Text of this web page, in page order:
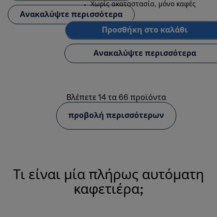
Ανακαλύψτε περισσότερα
Χωρίς ακαταστασία, μόνο καφές
Προσθήκη στο καλάθι
Ανακαλύψτε περισσότερα
Βλέπετε 14 τα 66 προϊόντα
προβολή περισσότερων
Τι είναι μία πλήρως αυτόματη
καφετιέρα;